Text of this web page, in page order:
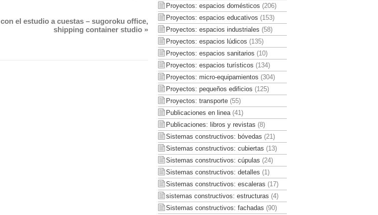
con el estudio a cuestas – sugoroku office,
shipping container studio »
Proyectos: espacios domésticos (206)
Proyectos: espacios educativos (153)
Proyectos: espacios industriales (58)
Proyectos: espacios lúdicos (135)
Proyectos: espacios sanitarios (10)
Proyectos: espacios turísticos (134)
Proyectos: micro-equipamientos (304)
Proyectos: pequeños edificios (125)
Proyectos: transporte(55)
Publicaciones en linea(41)
Publicaciones: libros y revistas (8)
Sistemas constructivos: bóvedas (21)
Sistemas constructivos: cubiertas (13)
Sistemas constructivos: cúpulas (24)
Sistemas constructivos: detalles (1)
Sistemas constructivos: escaleras (17)
sistemas constructivos: estructuras (4)
Sistemas constructivos: fachadas (90)